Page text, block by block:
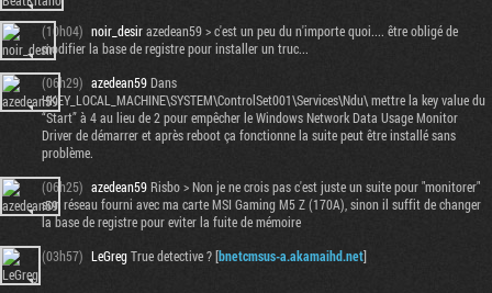
(10h04) noir_desirazedean59 > c'est un peu du n'importe quoi.... être obligé de
modifier la base de registre pour installer un truc...
(06h29) azedean59Dans
HKEY_LOCAL_MACHINE\SYSTEM\ControlSet001\Services\Ndu\ mettre la key value du
“Start” à 4 au lieu de 2 pour empêcher le Windows Network Data Usage Monitor
Driver de démarrer et après reboot ça fonctionne la suite peut être installé sans
problème.
(06h25) azedean59Risbo > Non je ne crois pas c'est juste un suite pour "monitorer"
son réseau fourni avec ma carte MSI Gaming M5 Z (170A), sinon il suffit de changer
la base de registre pour eviter la fuite de mémoire
(03h57) LeGregTrue detective ? [bnetcmsus-a.akamaihd.net]